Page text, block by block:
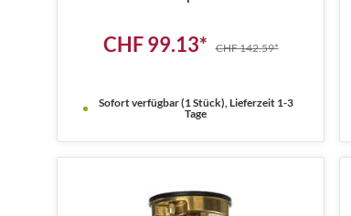
CHF 99.13* CHF 142.59*
Sofort verfügbar (1 Stück), Lieferzeit 1-3
Tage